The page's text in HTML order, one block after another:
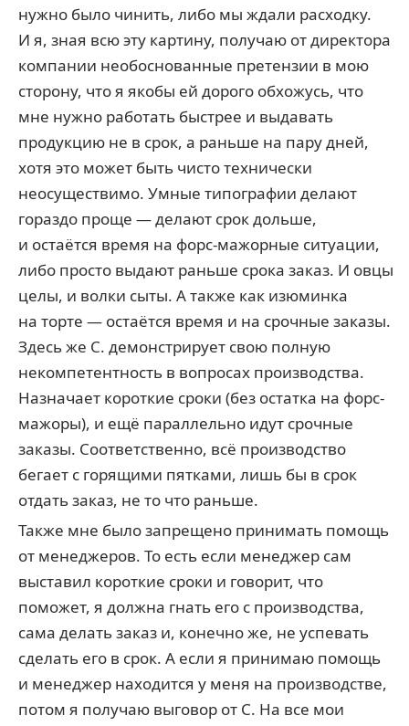
нужно было чинить, либо мы ждали расходку.
И я, зная всю эту картину, получаю от директора
компании необоснованные претензии в мою
сторону, что я якобы ей дорого обхожусь, что
мне нужно работать быстрее и выдавать
продукцию не в срок, а раньше на пару дней,
хотя это может быть чисто технически
неосуществимо. Умные типографии делают
гораздо проще — делают срок дольше,
и остаётся время на форс-мажорные ситуации,
либо просто выдают раньше срока заказ. И овцы
целы, и волки сыты. А также как изюминка
на торте — остаётся время и на срочные заказы.
Здесь же С. демонстрирует свою полную
некомпетентность в вопросах производства.
Назначает короткие сроки (без остатка на форс-
мажоры), и ещё параллельно идут срочные
заказы. Соответственно, всё производство
бегает с горящими пятками, лишь бы в срок
отдать заказ, не то что раньше.
Также мне было запрещено принимать помощь
от менеджеров. То есть если менеджер сам
выставил короткие сроки и говорит, что
поможет, я должна гнать его с производства,
сама делать заказ и, конечно же, не успевать
сделать его в срок. А если я принимаю помощь
и менеджер находится у меня на производстве,
потом я получаю выговор от С. На все мои